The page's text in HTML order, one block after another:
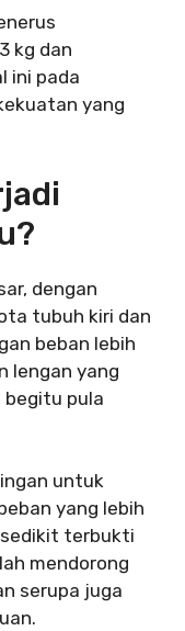
kg dan
ini pada
yang
dengan
tubuh kiri dan
beban lebih
lengan yang
begitu pula
untuk
yang lebih
terbukti
mendorong
serupa juga